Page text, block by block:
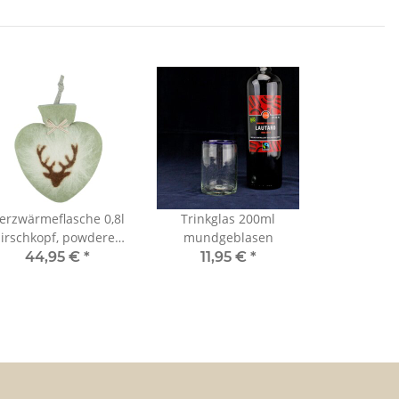
0,8l
powdered
jade
44,95 € *
Trinkglas 200ml
mundgeblasen
11,95 € *